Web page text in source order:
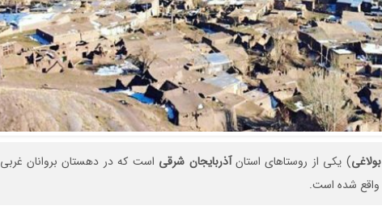
بولاغی) یکی از روستاهای استانآذربایجان شرقی است که در دهستان بروانان غربی
واقع شده است.